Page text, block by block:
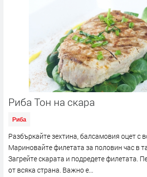
Риба Тон на скара
Риба
Разбъркайте зехтина, балсамовия оцет с
Мариновайте филетата за половин час в
Загрейте скарата и подредете филетата.
от всяка страна. Важно е...